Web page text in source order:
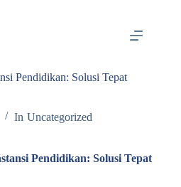
Pendidikan: Solusi Tepat
In Uncategorized
Pendidikan: Solusi Tepat